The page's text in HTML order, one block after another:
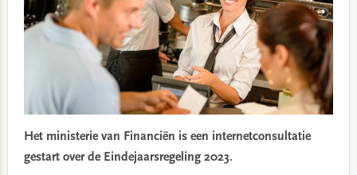
Het ministerie van Financiën is een internetconsultatie
gestart over de Eindejaarsregeling 2023.